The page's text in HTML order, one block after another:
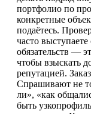
портфолио по
конкретные
подаётесь.
часто
обязательств —
чтобы взыскать
репутацией.
Спрашивают не
ли», «как
быть